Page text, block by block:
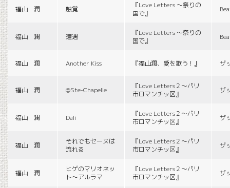
福山 潤 触覚
『Love Letters 〜祭りの
国で』
福山 潤 遭遇
『Love Letters 〜祭りの
国で』
福山 潤 Another Kiss 『福山潤、愛を歌う！』 ザ
福山 潤 @Ste-Chapelle
『Love Letters２〜パリ
市ロマンチッ区』
ザ
福山 潤 Dali
『Love Letters２〜パリ
市ロマンチッ区』
ザ
福山 潤
それでもセーヌは
流れる
『Love Letters２〜パリ
市ロマンチッ区』
ザ
福山 潤
ヒゲのマリオネッ
ト〜アルラマ
『Love Letters２〜パリ
市ロマンチッ区』
ザ